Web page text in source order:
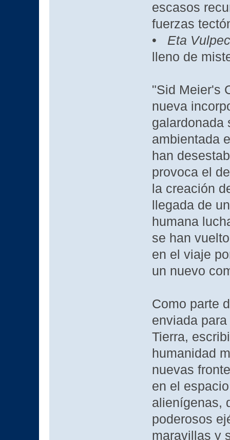
escasos
fuerzas
• Eta
lleno de
"Sid Meier's
nueva
galardonada
ambientada
han
provoca el
la creación
llegada de
humana
se han
en el viaje
un nuevo
Como parte
enviada
Tierra,
humanidad
nuevas
en el
alienígenas,
poderosos
maravillas y